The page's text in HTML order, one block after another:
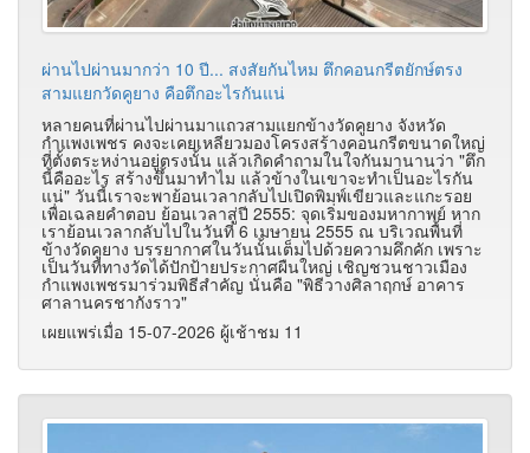
ผ่านไปผ่านมากว่า 10 ปี... สงสัยกันไหม ตึกคอนกรีตยักษ์ตรง
สามแยกวัดคูยาง คือตึกอะไรกันแน่
หลายคนที่ผ่านไปผ่านมาแถวสามแยกข้างวัดคูยาง จังหวัด
กำแพงเพชร คงจะเคยเหลียวมองโครงสร้างคอนกรีตขนาดใหญ่
ที่ตั้งตระหง่านอยู่ตรงนั้น แล้วเกิดคำถามในใจกันมานานว่า "ตึก
นี้คืออะไร สร้างขึ้นมาทำไม แล้วข้างในเขาจะทำเป็นอะไรกัน
แน่" วันนี้เราจะพาย้อนเวลากลับไปเปิดพิมพ์เขียวและแกะรอย
เพื่อเฉลยคำตอบ ย้อนเวลาสู่ปี 2555: จุดเริ่มของมหากาพย์ หาก
เราย้อนเวลากลับไปในวันที่ 6 เมษายน 2555 ณ บริเวณพื้นที่
ข้างวัดคูยาง บรรยากาศในวันนั้นเต็มไปด้วยความคึกคัก เพราะ
เป็นวันที่ทางวัดได้ปักป้ายประกาศผืนใหญ่ เชิญชวนชาวเมือง
กำแพงเพชรมาร่วมพิธีสำคัญ นั่นคือ "พิธีวางศิลาฤกษ์ อาคาร
ศาลานครชากังราว"
เผยแพร่เมื่อ 15-07-2026 ผู้เช้าชม 11